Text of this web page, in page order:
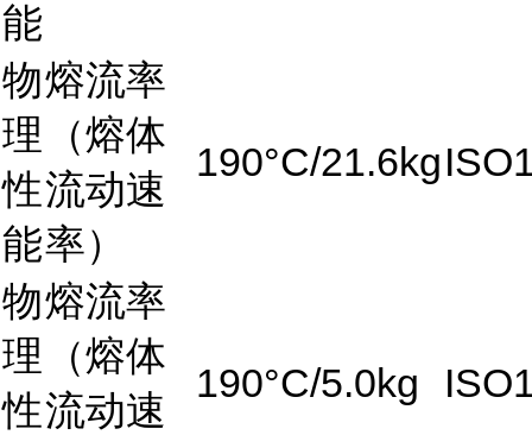
能
物
理
性
能
熔流率
（熔体
流动速
率）
190°C/21.6kg
物
理
性
熔流率
（熔体
流动速
190°C/5.0kg